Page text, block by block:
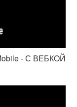
- С ВЕБКОЙ